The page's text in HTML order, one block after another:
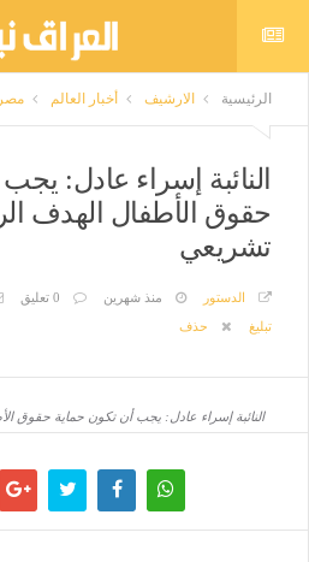
الرئيسية الارشيف أخبار العالم مصر
النائبة إسراء عادل:
حقوق الأطفال الهدف
تشريعي
الدستور منذ شهرين 0 تعليق
تبليغ
حذف
النائبة إسراء عادل: يجب أن تكون حماية حقوق